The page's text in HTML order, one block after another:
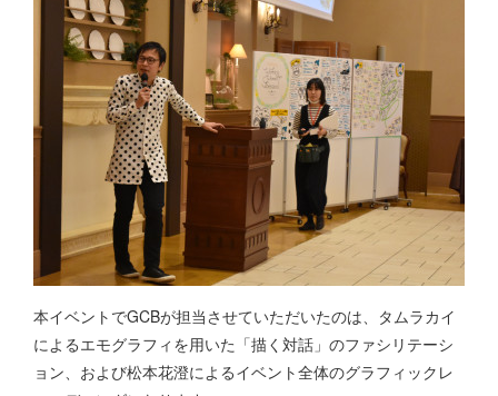
本イベントでGCBが担当させていただいたのは、タムラカイ
によるエモグラフィを用いた「描く対話」のファシリテーシ
ョン、および松本花澄によるイベント全体のグラフィックレ